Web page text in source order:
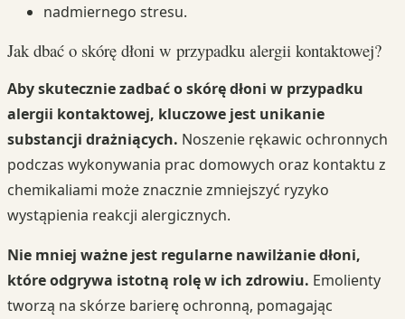
nadmiernego stresu.
Jak dbać o skórę dłoni w przypadku alergii kontaktowej?
Aby skutecznie zadbać o skórę dłoni w przypadku
alergii kontaktowej, kluczowe jest unikanie
substancji drażniących. Noszenie rękawic ochronnych
podczas wykonywania prac domowych oraz kontaktu z
chemikaliami może znacznie zmniejszyć ryzyko
wystąpienia reakcji alergicznych.
Nie mniej ważne jest regularne nawilżanie dłoni,
które odgrywa istotną rolę w ich zdrowiu. Emolienty
tworzą na skórze barierę ochronną, pomagając